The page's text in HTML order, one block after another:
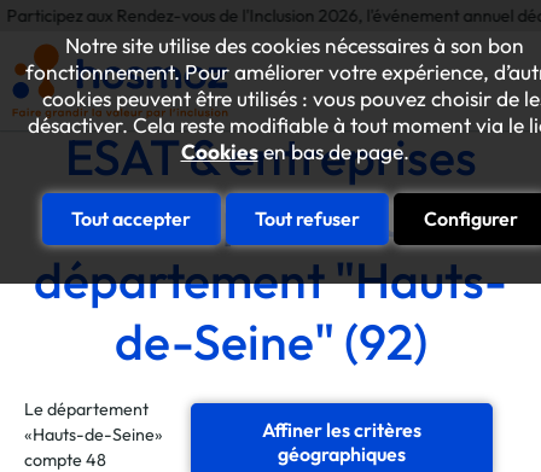
Notre site utilise des cookies nécessaires à son bon
fonctionnement. Pour améliorer votre expérience,
cookies peuvent être utilisés : vous pouvez choisir de
désactiver. Cela reste modifiable à tout moment via le
Cookiesen bas de page.
Tout accepter Tout refuser Configurer
aux Rendez-vous de l'Inclusion 2026, l'événement annuel dédié aux
ESAT & entreprises
adaptées du
département "Hauts-
de-Seine" (92)
Affiner les critères
géographiques
Le département
«Hauts-de-Seine»
compte 48